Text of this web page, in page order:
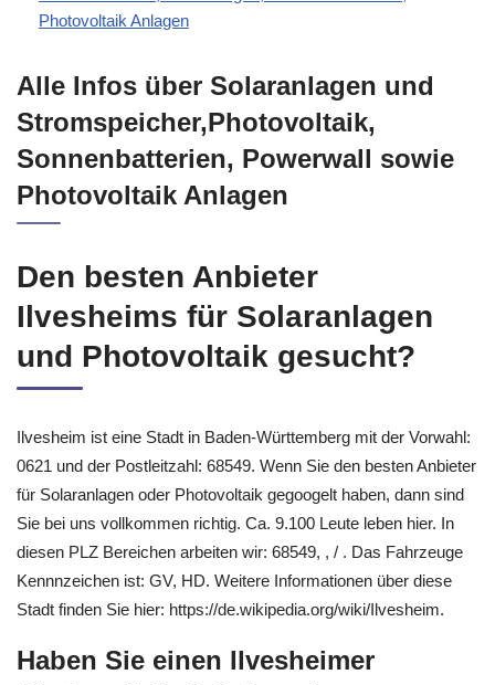
Photovoltaik Anlagen
Alle Infos über Solaranlagen und
Stromspeicher,Photovoltaik,
Sonnenbatterien, Powerwall sowie
Photovoltaik Anlagen
Den besten Anbieter
Ilvesheims für Solaranlagen
und Photovoltaik gesucht?
Ilvesheim ist eine Stadt in Baden-Württemberg mit der Vorwahl:
0621 und der Postleitzahl: 68549. Wenn Sie den besten Anbieter
für Solaranlagen oder Photovoltaik gegoogelt haben, dann sind
Sie bei uns vollkommen richtig. Ca. 9.100 Leute leben hier. In
diesen PLZ Bereichen arbeiten wir: 68549, , / . Das Fahrzeuge
Kennnzeichen ist: GV, HD. Weitere Informationen über diese
Stadt finden Sie hier: https://de.wikipedia.org/wiki/Ilvesheim.
Haben Sie einen Ilvesheimer